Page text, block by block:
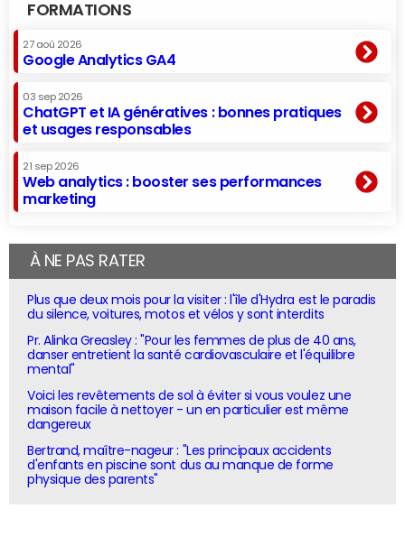
FORMATIONS
27 aoû 2026
Google Analytics GA4
03 sep 2026
ChatGPT et IA génératives : bonnes pratiques
et usages responsables
21 sep 2026
Web analytics : booster ses performances
marketing
À NE PAS RATER
Plus que deux mois pour la visiter : l'île d'Hydra est le paradis
du silence, voitures, motos et vélos y sont interdits
Pr. Alinka Greasley : "Pour les femmes de plus de 40 ans,
danser entretient la santé cardiovasculaire et l'équilibre
mental"
Voici les revêtements de sol à éviter si vous voulez une
maison facile à nettoyer - un en particulier est même
dangereux
Bertrand, maître-nageur : "Les principaux accidents
d'enfants en piscine sont dus au manque de forme
physique des parents"